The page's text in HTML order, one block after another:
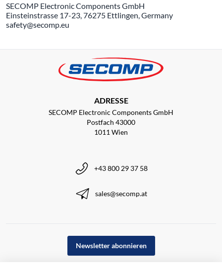
SECOMP Electronic Components GmbH
Einsteinstrasse 17-23, 76275 Ettlingen, Germany
safety@secomp.eu
ADRESSE
SECOMP Electronic Components GmbH
Postfach 43000
1011 Wien
+43 800 29 37 58
sales@secomp.at
Newsletter abonnieren